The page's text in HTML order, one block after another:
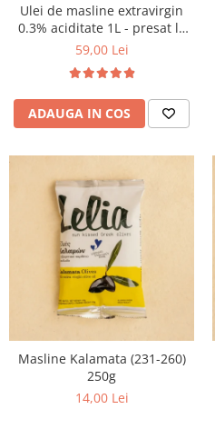
Ulei de masline extravirgin
0.3% aciditate 1L - presat la
rece
59,00 Lei
ADAUGA IN COS
Masline Kalamata (231-260)
250g
14,00 Lei